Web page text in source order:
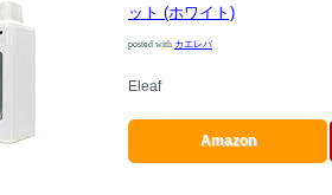
ット (ホワイト)
posted with カエレバ
Eleaf
Amazon